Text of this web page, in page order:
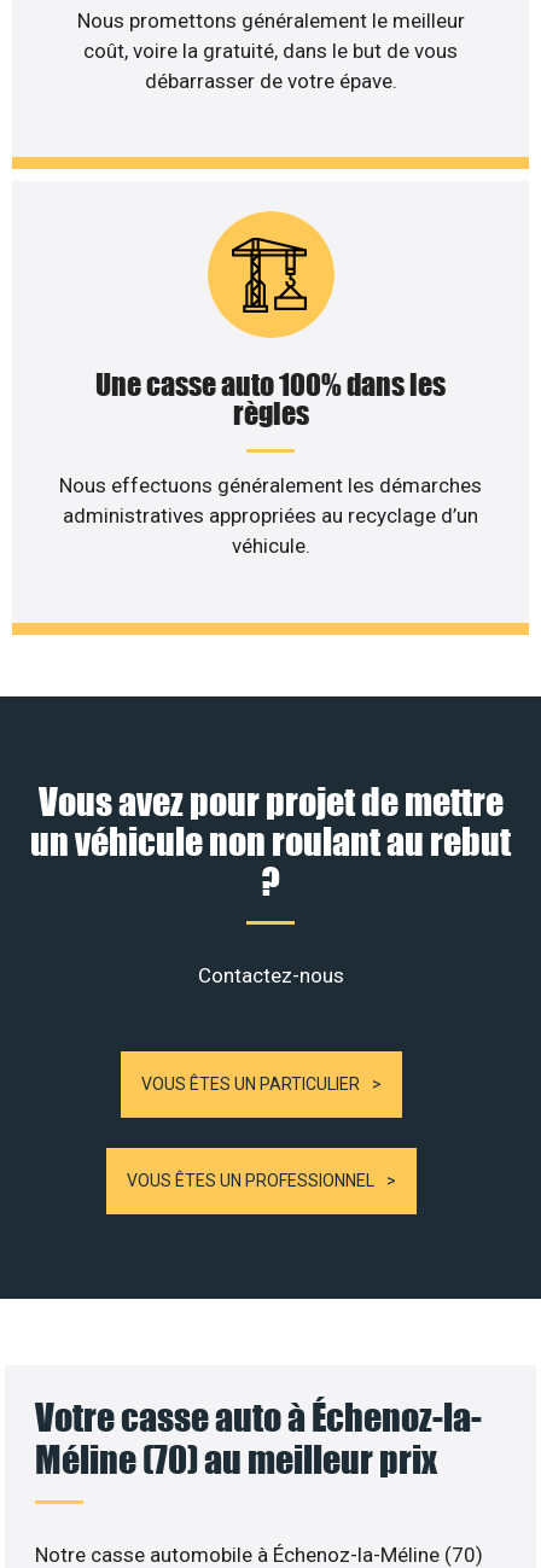
Nous promettons généralement le meilleur
coût, voire la gratuité, dans le but de vous
débarrasser de votre épave.
Une casse auto 100% dans les
règles
Nous effectuons généralement les démarches
administratives appropriées au recyclage d’un
véhicule.
Vous avez pour projet de mettre
un véhicule non roulant au rebut
?
Contactez-nous
VOUS ÊTES UN PARTICULIER
VOUS ÊTES UN PROFESSIONNEL
Votre casse auto à Échenoz-la-
Méline (70) au meilleur prix
Notre casse automobile à Échenoz-la-Méline (70)